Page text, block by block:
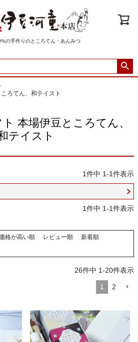
の手作りのところてん・あんみつ
ろてん、和テイスト
本場伊豆ところてん、
テイスト
1件中 1-1件表示
1件中 1-1件表示
格が高い順 レビュー順
新着順
26件中 1-20件表示
1 2